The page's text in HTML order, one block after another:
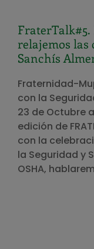
FraterTalk#5.
relajemos las
Sanchís
Fraternidad-
con la
23 de Octubre
edición de
con la
la Seguridad y
OSHA,